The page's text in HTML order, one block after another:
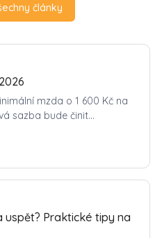
články
mzda o 1 600 Kč na
sazba bude činit...
uspět? Praktické tipy na